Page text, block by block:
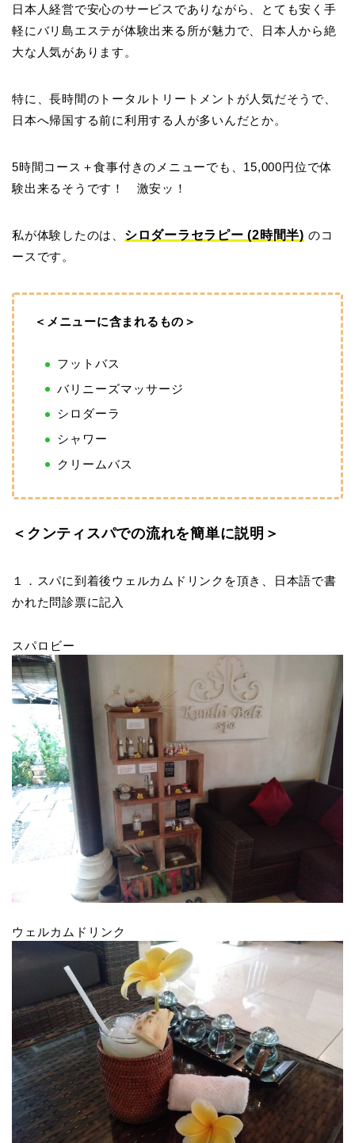
日本人経営で安心のサービスでありながら、とても安く手
軽にバリ島エステが体験出来る所が魅力で、日本人から絶
大な人気があります。
特に、長時間のトータルトリートメントが人気だそうで、
日本へ帰国する前に利用する人が多いんだとか。
5時間コース＋食事付きのメニューでも、15,000円位で体
験出来るそうです！ 激安ッ！
私が体験したのは、 シロダーラセラピー (2時間半) のコ
ースです。
＜メニューに含まれるもの＞
フットバス
バリニーズマッサージ
シロダーラ
シャワー
クリームバス
＜クンティスパでの流れを簡単に説明＞
１．スパに到着後ウェルカムドリンクを頂き、日本語で書
かれた問診票に記入
スパロビー
ウェルカムドリンク